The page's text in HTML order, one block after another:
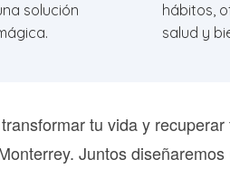
solución
hábitos,
salud y
tu vida y
Juntos